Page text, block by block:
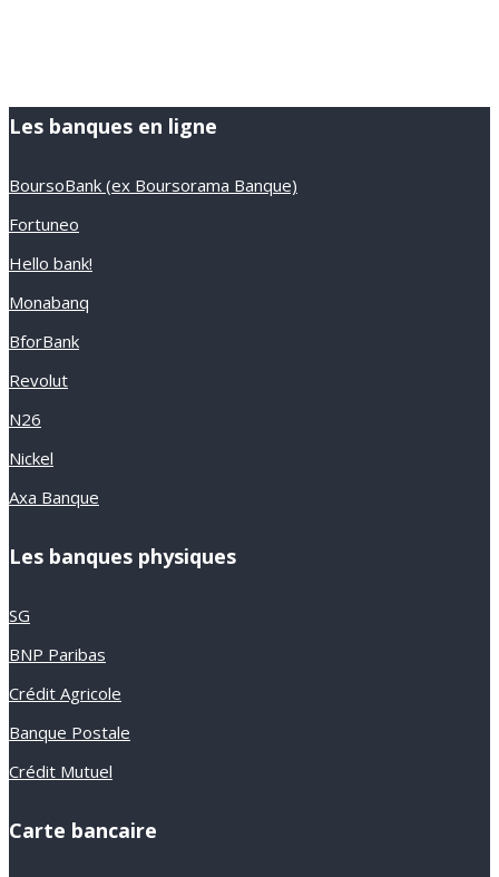
Les banques en ligne
BoursoBank (ex Boursorama Banque)
Fortuneo
Hello bank!
Monabanq
BforBank
Revolut
N26
Nickel
Axa Banque
Les banques physiques
SG
BNP Paribas
Crédit Agricole
Banque Postale
Crédit Mutuel
Carte bancaire